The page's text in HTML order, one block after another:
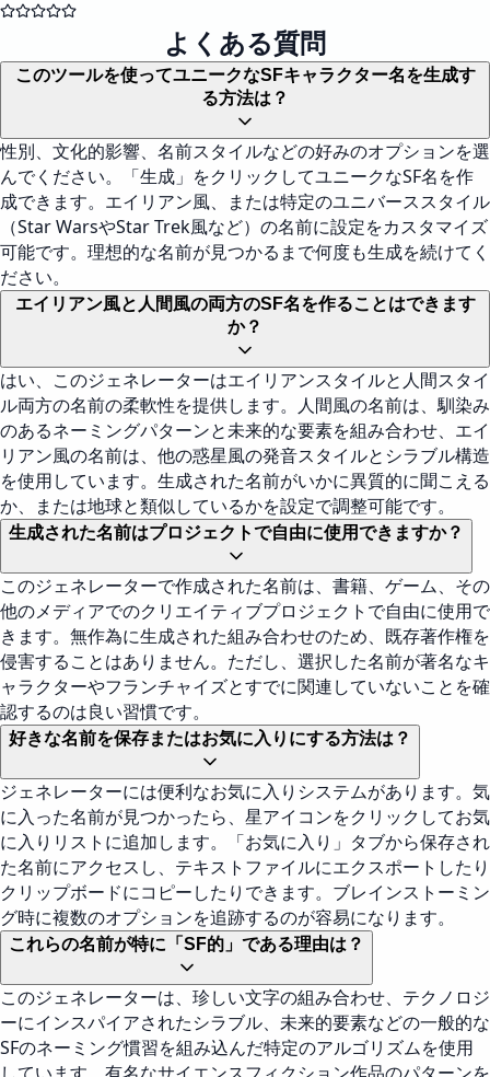
よくある質問
このツールを使ってユニークなSFキャラクター名を生成す
る方法は？
性別、文化的影響、名前スタイルなどの好みのオプションを選
んでください。「生成」をクリックしてユニークなSF名を作
成できます。エイリアン風、または特定のユニバーススタイル
（Star WarsやStar Trek風など）の名前に設定をカスタマイズ
可能です。理想的な名前が見つかるまで何度も生成を続けてく
ださい。
エイリアン風と人間風の両方のSF名を作ることはできます
か？
はい、このジェネレーターはエイリアンスタイルと人間スタイ
ル両方の名前の柔軟性を提供します。人間風の名前は、馴染み
のあるネーミングパターンと未来的な要素を組み合わせ、エイ
リアン風の名前は、他の惑星風の発音スタイルとシラブル構造
を使用しています。生成された名前がいかに異質的に聞こえる
か、または地球と類似しているかを設定で調整可能です。
生成された名前はプロジェクトで自由に使用できますか？
このジェネレーターで作成された名前は、書籍、ゲーム、その
他のメディアでのクリエイティブプロジェクトで自由に使用で
きます。無作為に生成された組み合わせのため、既存著作権を
侵害することはありません。ただし、選択した名前が著名なキ
ャラクターやフランチャイズとすでに関連していないことを確
認するのは良い習慣です。
好きな名前を保存またはお気に入りにする方法は？
ジェネレーターには便利なお気に入りシステムがあります。気
に入った名前が見つかったら、星アイコンをクリックしてお気
に入りリストに追加します。「お気に入り」タブから保存され
た名前にアクセスし、テキストファイルにエクスポートしたり
クリップボードにコピーしたりできます。ブレインストーミン
グ時に複数のオプションを追跡するのが容易になります。
これらの名前が特に「SF的」である理由は？
このジェネレーターは、珍しい文字の組み合わせ、テクノロジ
ーにインスパイアされたシラブル、未来的要素などの一般的な
SFのネーミング慣習を組み込んだ特定のアルゴリズムを使用